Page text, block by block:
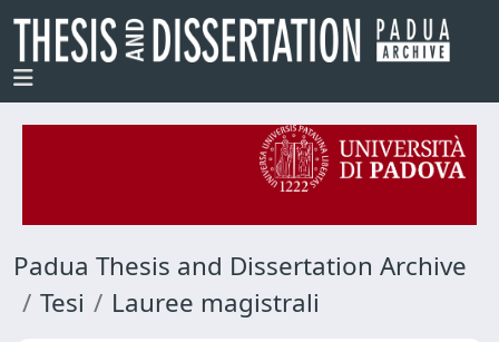
Padua Thesis and Dissertation Archive
Tesi
Lauree magistrali